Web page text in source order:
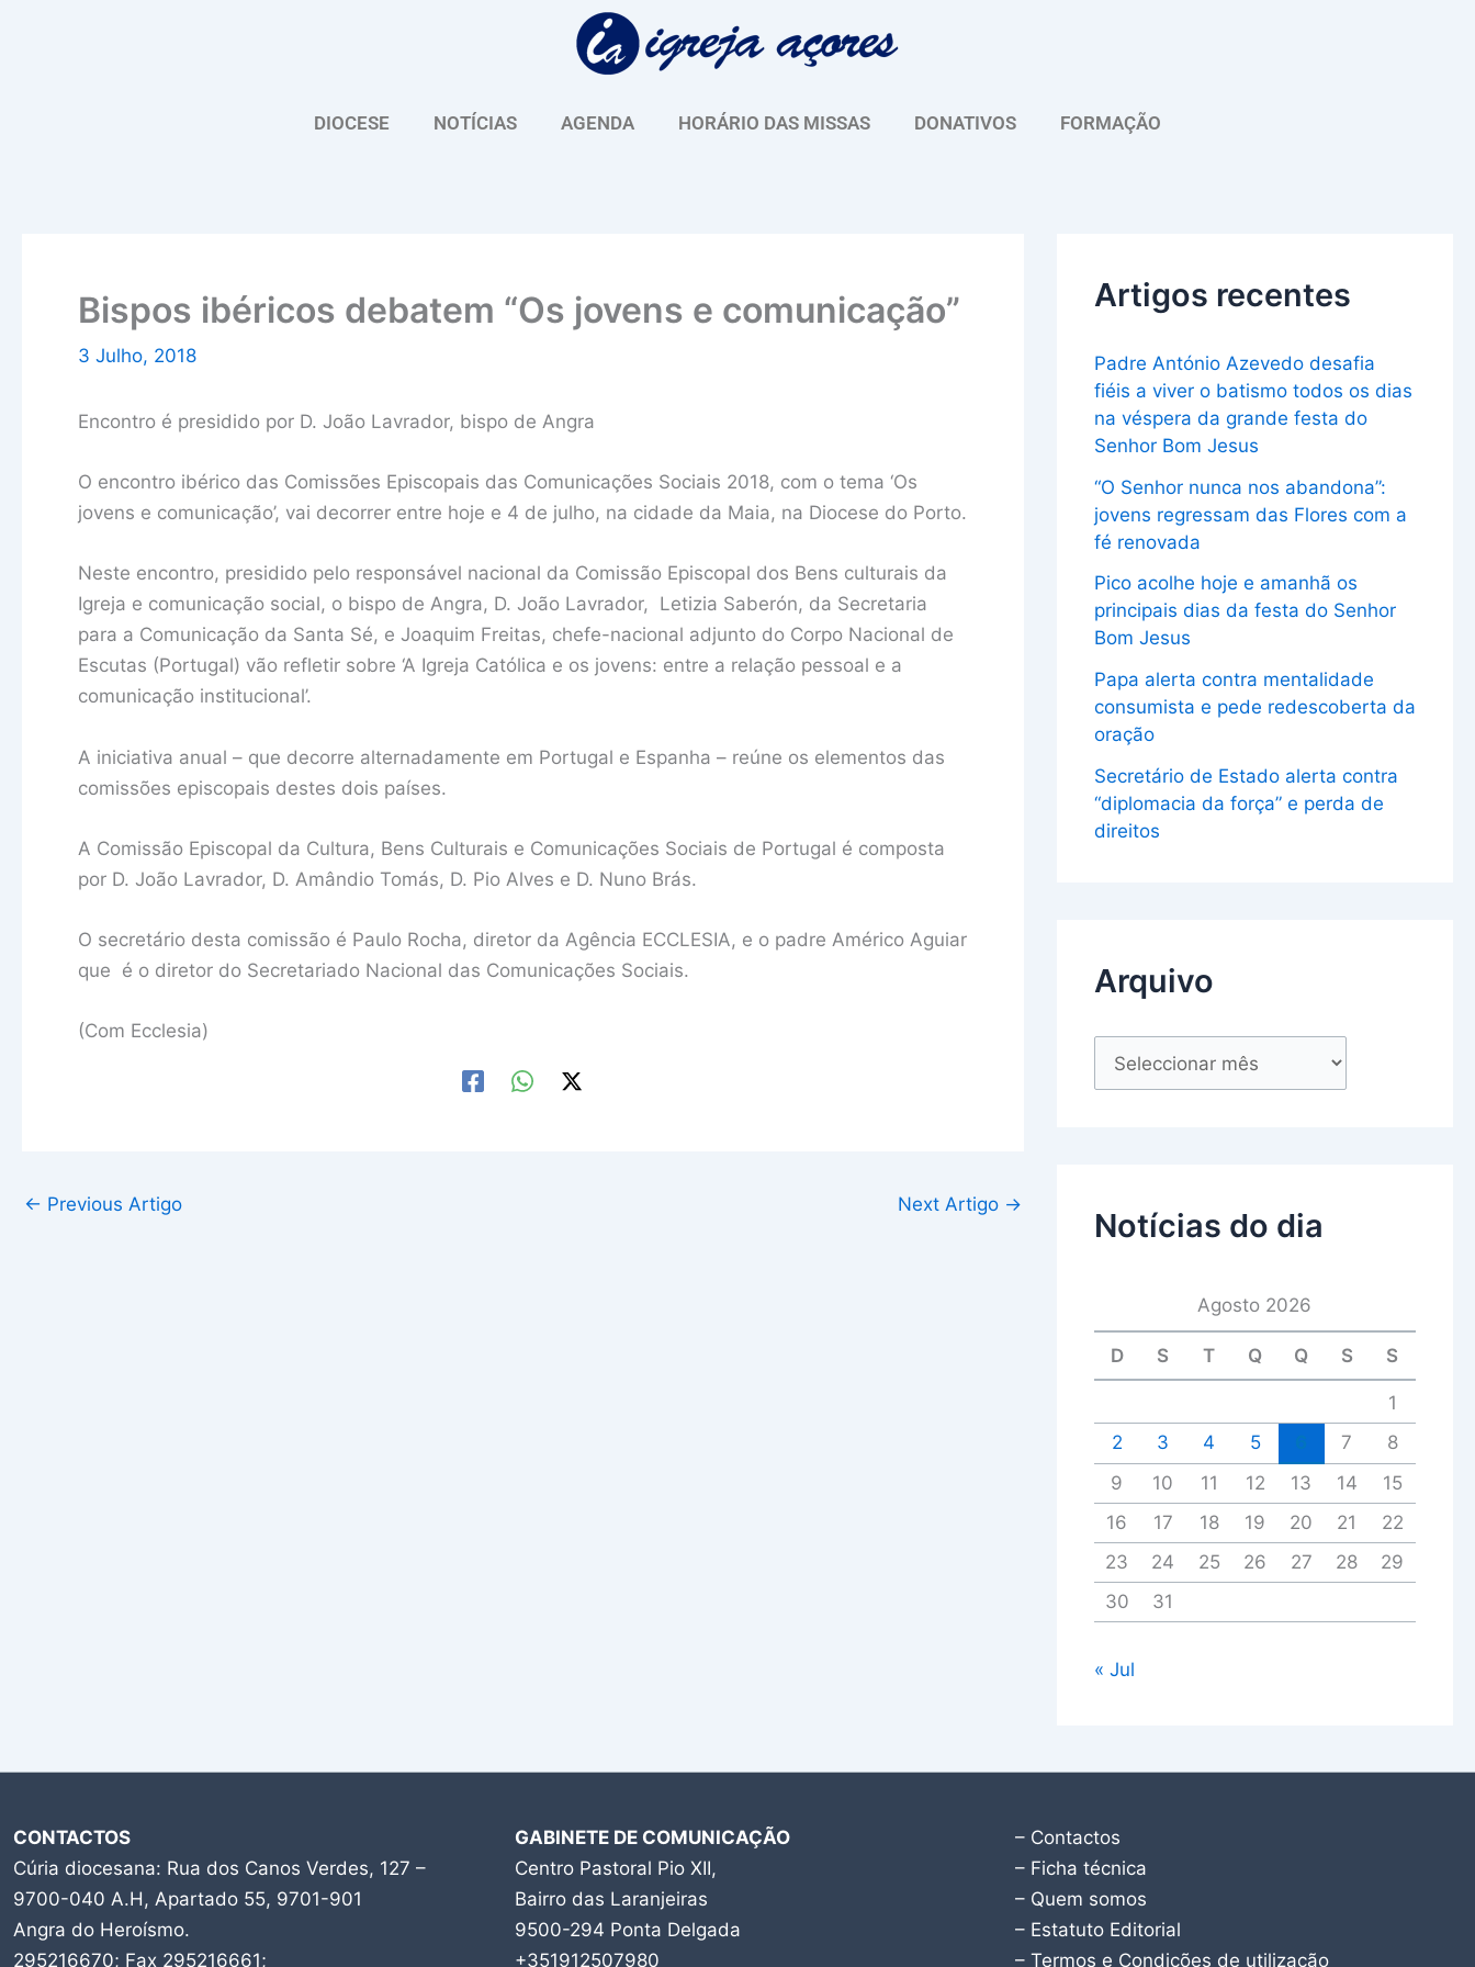
DIOCESE NOTÍCIAS AGENDA HORÁRIO DAS MISSAS DONATIVOS FORMAÇÃO
Bispos ibéricos debatem “Os jovens e comunicação”
3 Julho, 2018
Encontro é presidido por D. João Lavrador, bispo de Angra
O encontro ibérico das Comissões Episcopais das Comunicações Sociais 2018, com o tema ‘Os
jovens e comunicação’, vai decorrer entre hoje e 4 de julho, na cidade da Maia, na Diocese do Porto.
Neste encontro, presidido pelo responsável nacional da Comissão Episcopal dos Bens culturais da
Igreja e comunicação social, o bispo de Angra, D. João Lavrador, Letizia Saberón, da Secretaria
para a Comunicação da Santa Sé, e Joaquim Freitas, chefe-nacional adjunto do Corpo Nacional de
Escutas (Portugal) vão refletir sobre ‘A Igreja Católica e os jovens: entre a relação pessoal e a
comunicação institucional’.
A iniciativa anual – que decorre alternadamente em Portugal e Espanha – reúne os elementos das
comissões episcopais destes dois países.
A Comissão Episcopal da Cultura, Bens Culturais e Comunicações Sociais de Portugal é composta
por D. João Lavrador, D. Amândio Tomás, D. Pio Alves e D. Nuno Brás.
O secretário desta comissão é Paulo Rocha, diretor da Agência ECCLESIA, e o padre Américo Aguiar
que é o diretor do Secretariado Nacional das Comunicações Sociais.
(Com Ecclesia)
← Previous Artigo Next Artigo →
Artigos recentes
Padre António Azevedo desafia
fiéis a viver o batismo todos os dias
na véspera da grande festa do
Senhor Bom Jesus
“O Senhor nunca nos abandona”:
jovens regressam das Flores com a
fé renovada
Pico acolhe hoje e amanhã os
principais dias da festa do Senhor
Bom Jesus
Papa alerta contra mentalidade
consumista e pede redescoberta da
oração
Secretário de Estado alerta contra
“diplomacia da força” e perda de
direitos
Arquivo
u
Notícias do dia
Agosto 2026
D S T Q Q S S
1
2
3 4 5 7
8
9
10 11 12 13 14
15
16
17 18 19 20 21
22
23
24 25 26 27 28
29
30
31
« Jul
CONTACTOS
Cúria diocesana: Rua dos Canos Verdes, 127 –
9700-040 A.H, Apartado 55, 9701-901
Angra do Heroísmo.
295216670; Fax 295216661;
GABINETE DE COMUNICAÇÃO
Centro Pastoral Pio XII,
Bairro das Laranjeiras
9500-294 Ponta Delgada
+351912507980
– Contactos
– Ficha técnica
– Quem somos
– Estatuto Editorial
– Termos e Condições de utilização